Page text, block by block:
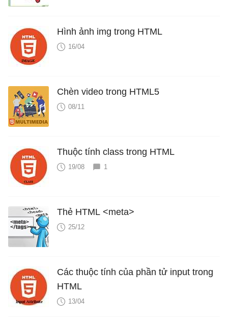
Hình ảnh img trong HTML
16/04
Chèn video trong HTML5
08/11
Thuộc tính class trong HTML
19/08 1
Thẻ HTML <meta>
25/12
Các thuộc tính của phần tử input trong
HTML
13/04